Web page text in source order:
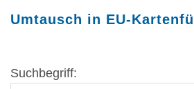
Umtausch in EU-
Suchbegriff: